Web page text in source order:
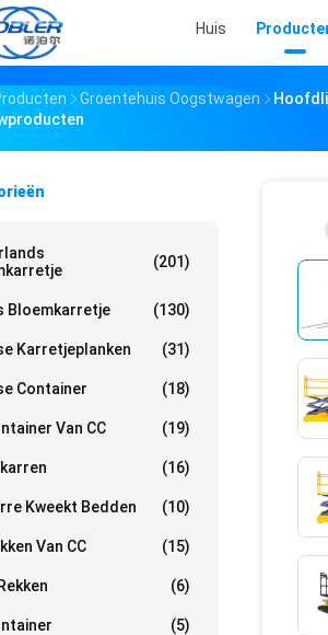
Huis
Groentehuis Oogstwagen
(201)
Bloemkarretje (130)
Karretjeplanken (31)
Container (18)
Van CC (19)
(16)
Kweekt Bedden (10)
Van CC (15)
(6)
(5)